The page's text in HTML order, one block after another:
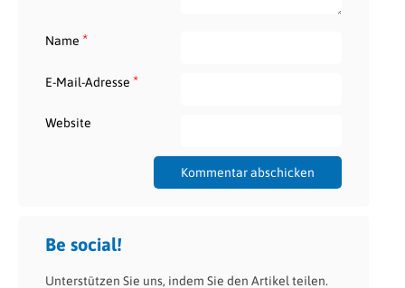
Name *
E-Mail-Adresse *
Website
Be social!
Unterstützen Sie uns, indem Sie den Artikel teilen.